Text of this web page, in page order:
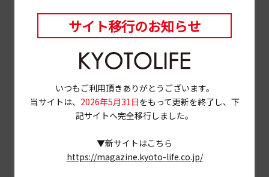
熟成した蜜たっぷりなおいもの
サンド」
a souvenir of kyoto
No.080 三木鶏卵堂「レーズン
バターサンド」
サイト移行のお知らせ
いつもご利用頂きありがとうございます。
当サイトは、 2026年5月31日をもって更新を終了し、下
記サイトへ完全移行しました。
▼新サイトはこちら
https://magazine.kyoto-life.co.jp/